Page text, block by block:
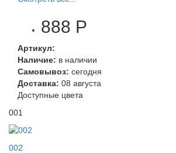
888 Р
Артикул:
Наличие: в наличии
Самовывоз: сегодня
Доставка: 08 августа
Доступные цвета
001
002